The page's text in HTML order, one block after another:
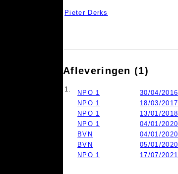
Pieter Derks
Afleveringen (1)
1. NPO 1 30/04/2016
NPO 1
18/03/2017
NPO 1
13/01/2018
NPO 1
04/01/2020
BVN
04/01/2020
BVN
05/01/2020
NPO 1
17/07/2021